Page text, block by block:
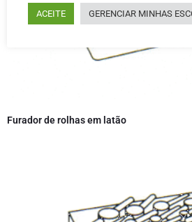
Furador de rolhas em latão
ACEITE GERENCIAR MINHAS